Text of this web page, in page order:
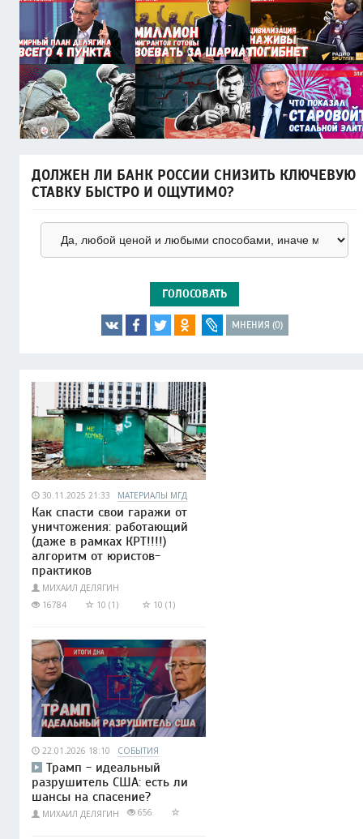
ДОЛЖЕН ЛИ БАНК РОССИИ СНИЗИТЬ КЛЮЧЕВУЮ
СТАВКУ БЫСТРО И ОЩУТИМО?
ГОЛОСОВАТЬ
МНЕНИЯ (0)
30.11.2025 21:33 МАТЕРИАЛЫ МГД
Как спасти свои гаражи от
уничтожения: работающий
(даже в рамках КРТ!!!!)
алгоритм от юристов-
практиков
МИХАИЛ ДЕЛЯГИН
16784
10 (1) 10 (1)
22.01.2026 18:10 СОБЫТИЯ
Трамп - идеальный
разрушитель США: есть ли
шансы на спасение?
МИХАИЛ ДЕЛЯГИН 656